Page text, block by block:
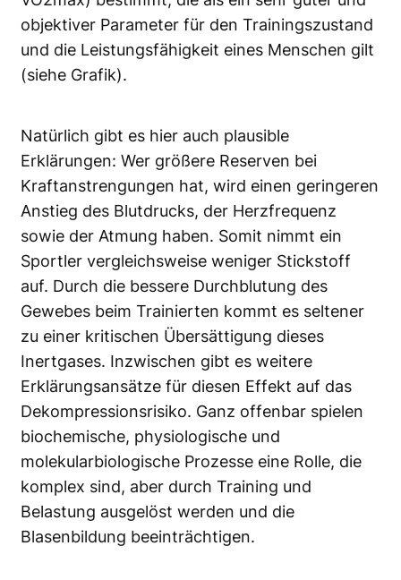
objektiver Parameter für den Trainingszustand
und die Leistungsfähigkeit eines Menschen gilt
(siehe Grafik).
Natürlich gibt es hier auch plausible
Erklärungen: Wer größere Reserven bei
Kraftanstrengungen hat, wird einen geringeren
Anstieg des Blutdrucks, der Herzfrequenz
sowie der Atmung haben. Somit nimmt ein
Sportler vergleichsweise weniger Stickstoff
auf. Durch die bessere Durchblutung des
Gewebes beim Trainierten kommt es seltener
zu einer kritischen Übersättigung dieses
Inertgases. Inzwischen gibt es weitere
Erklärungsansätze für diesen Effekt auf das
Dekompressionsrisiko. Ganz offenbar spielen
biochemische, physiologische und
molekularbiologische Prozesse eine Rolle, die
komplex sind, aber durch Training und
Belastung ausgelöst werden und die
Blasenbildung beeinträchtigen.